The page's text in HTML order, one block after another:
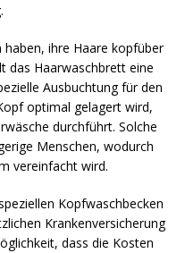
haben, ihre Haare kopfüber
das Haarwaschbrett eine
Ausbuchtung für den
optimal gelagert wird,
durchführt. Solche
Menschen, wodurch
vereinfacht wird.
Kopfwaschbecken
Krankenversicherung
dass die Kosten